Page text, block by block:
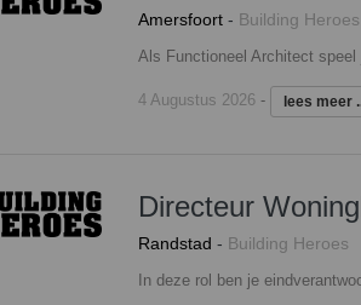
Amersfoort - Building Heroes
4 Augustus 2026- lees meer
Directeur
Randstad - Building Heroes